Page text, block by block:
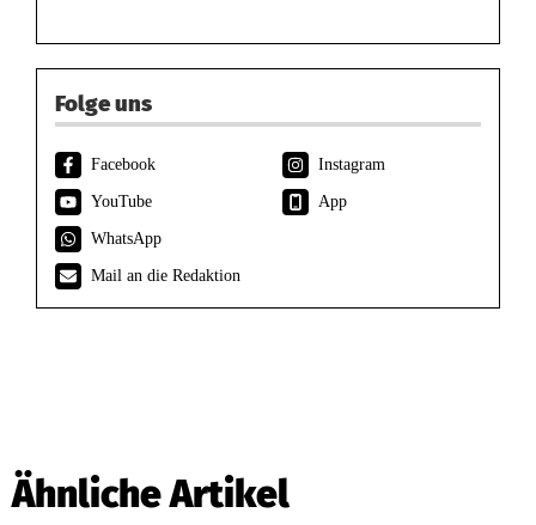
Folge uns
Facebook
Instagram
YouTube
App
WhatsApp
Mail an die Redaktion
Ähnliche Artikel